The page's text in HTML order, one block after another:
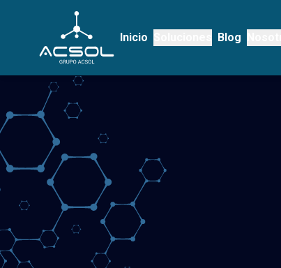
Inicio Blog